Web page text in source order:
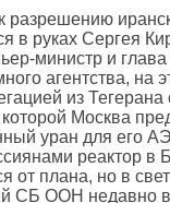
разрешению
в руках Сергея
министр и
агентства, на
из
Москва
уран для его
реактор в
от плана, но в
СБ ООН недавно